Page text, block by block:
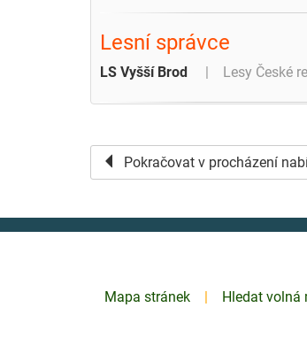
Lesní správce
LS Vyšší Brod Lesy České
Pokračovat v procházení
Mapa stránek Hledat volná